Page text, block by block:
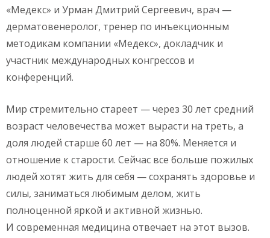
«Медекс» и Урман Дмитрий Сергеевич, врач —
дерматовенеролог, тренер по инъекционным
методикам компании «Медекс», докладчик и
участник международных конгрессов и
конференций.
Мир стремительно стареет — через 30 лет средний
возраст человечества может вырасти на треть, а
доля людей старше 60 лет — на 80%. Меняется и
отношение к старости. Сейчас все больше пожилых
людей хотят жить для себя — сохранять здоровье и
силы, заниматься любимым делом, жить
полноценной яркой и активной жизнью.
И современная медицина отвечает на этот вызов.